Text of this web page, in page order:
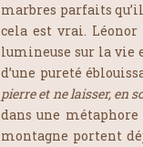
marbres parfaits
cela est vrai. Léonor
lumineuse sur la vie
d’une pureté
pierre et ne laisser, en
dans une
montagne portent